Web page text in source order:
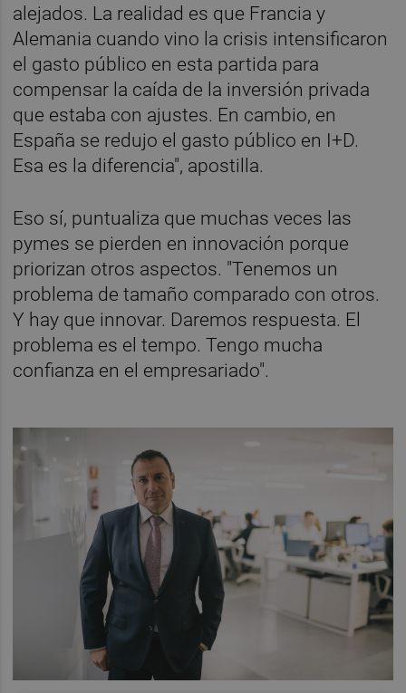
alejados. La realidad es que Francia y
Alemania cuando vino la crisis intensificaron
el gasto público en esta partida para
compensar la caída de la inversión privada
que estaba con ajustes. En cambio, en
España se redujo el gasto público en I+D.
Esa es la diferencia", apostilla.
Eso sí, puntualiza que muchas veces las
pymes se pierden en innovación porque
priorizan otros aspectos. "Tenemos un
problema de tamaño comparado con otros.
Y hay que innovar. Daremos respuesta. El
problema es el tempo. Tengo mucha
confianza en el empresariado".